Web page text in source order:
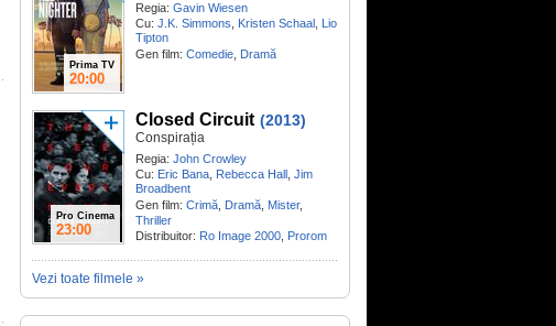
Prima TV
20:00
Regia: Gavin Wiesen
Cu: J.K. Simmons Kristen Schaal Lio
Tipton
Gen film: Comedie Dramă
Pro Cinema
23:00
Closed Circuit (2013)
Conspirația
Regia: John Crowley
Cu: Eric Bana Rebecca Hall Jim
Broadbent
Gen film: Crimă Dramă Mister,
Thriller
Distribuitor: Ro Image 2000 Prorom
Vezi toate filmele »